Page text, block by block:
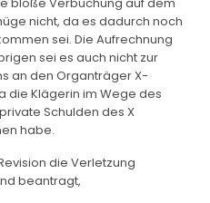
nicht, da es dadurch noch
sei. Die Aufrechnung
sei es auch nicht zur
an den Organträger X-
die Klägerin im Wege des
Schulden des X
habe.
die Verletzung
beantragt,